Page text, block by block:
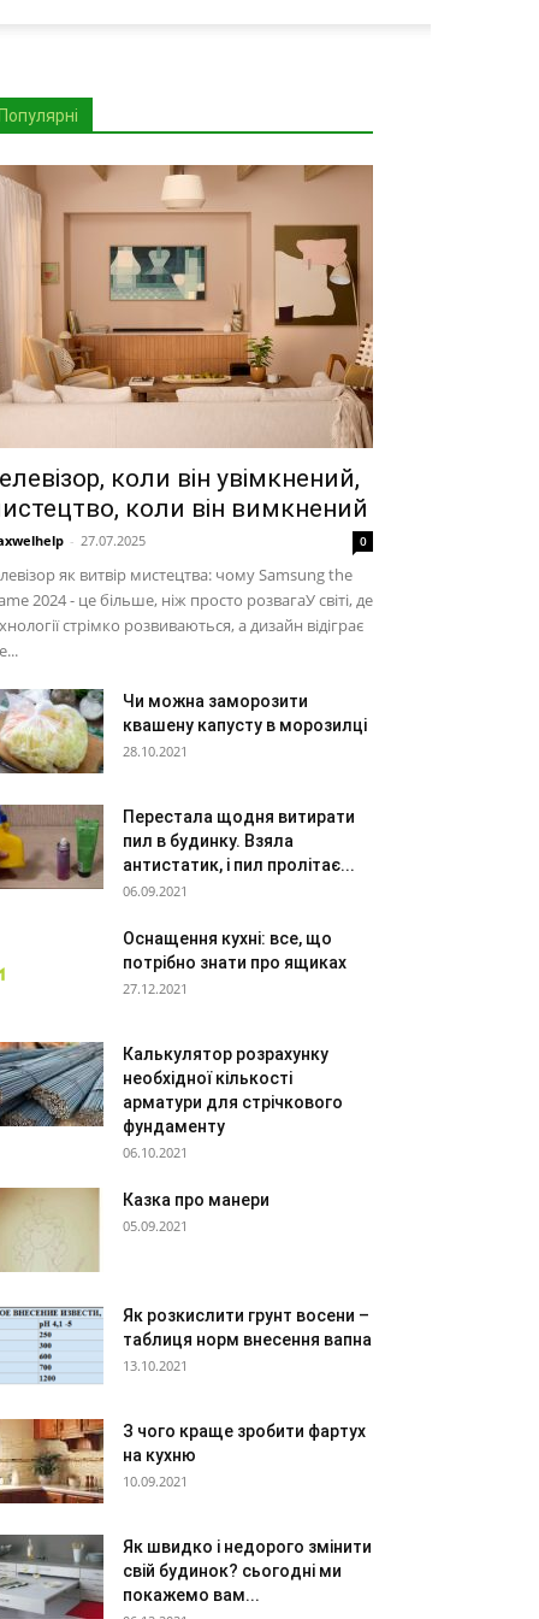
Популярні
коли він увімкнений,
коли він вимкнений
- 27.07.2025 0
як витвір мистецтва: чому Samsung the
2024 - це більше, ніж просто розвагаУ світі, де
стрімко розвиваються, а дизайн відіграє
Чи можна заморозити
квашену капусту в морозилці
28.10.2021
Перестала щодня витирати
пил в будинку. Взяла
антистатик, і пил пролітає...
06.09.2021
Оснащення кухні: все, що
потрібно знати про ящиках
27.12.2021
Калькулятор розрахунку
необхідної кількості
арматури для стрічкового
фундаменту
06.10.2021
Казка про манери
05.09.2021
Як розкислити грунт восени –
таблиця норм внесення вапна
13.10.2021
З чого краще зробити фартух
на кухню
10.09.2021
Як швидко і недорого змінити
свій будинок? сьогодні ми
покажемо вам...